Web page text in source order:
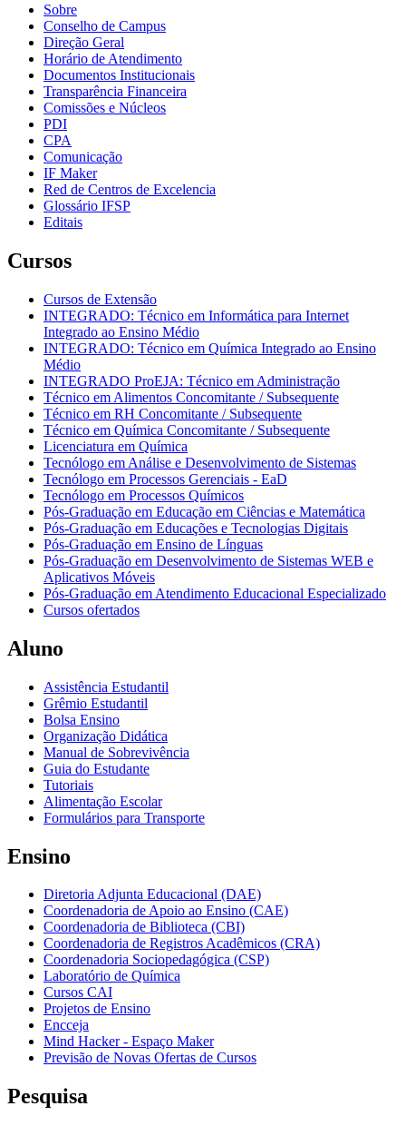
Sobre
Conselho de Campus
Direção Geral
Horário de Atendimento
Documentos Institucionais
Transparência Financeira
Comissões e Núcleos
PDI
CPA
Comunicação
IF Maker
Red de Centros de Excelencia
Glossário IFSP
Editais
Cursos
Cursos de Extensão
INTEGRADO: Técnico em Informática para Internet
Integrado ao Ensino Médio
INTEGRADO: Técnico em Química Integrado ao Ensino
Médio
INTEGRADO ProEJA: Técnico em Administração
Técnico em Alimentos Concomitante / Subsequente
Técnico em RH Concomitante / Subsequente
Técnico em Química Concomitante / Subsequente
Licenciatura em Química
Tecnólogo em Análise e Desenvolvimento de Sistemas
Tecnólogo em Processos Gerenciais - EaD
Tecnólogo em Processos Químicos
Pós-Graduação em Educação em Ciências e Matemática
Pós-Graduação em Educações e Tecnologias Digitais
Pós-Graduação em Ensino de Línguas
Pós-Graduação em Desenvolvimento de Sistemas WEB e
Aplicativos Móveis
Pós-Graduação em Atendimento Educacional Especializado
Cursos ofertados
Aluno
Assistência Estudantil
Grêmio Estudantil
Bolsa Ensino
Organização Didática
Manual de Sobrevivência
Guia do Estudante
Tutoriais
Alimentação Escolar
Formulários para Transporte
Ensino
Diretoria Adjunta Educacional (DAE)
Coordenadoria de Apoio ao Ensino (CAE)
Coordenadoria de Biblioteca (CBI)
Coordenadoria de Registros Acadêmicos (CRA)
Coordenadoria Sociopedagógica (CSP)
Laboratório de Química
Cursos CAI
Projetos de Ensino
Encceja
Mind Hacker - Espaço Maker
Previsão de Novas Ofertas de Cursos
Pesquisa